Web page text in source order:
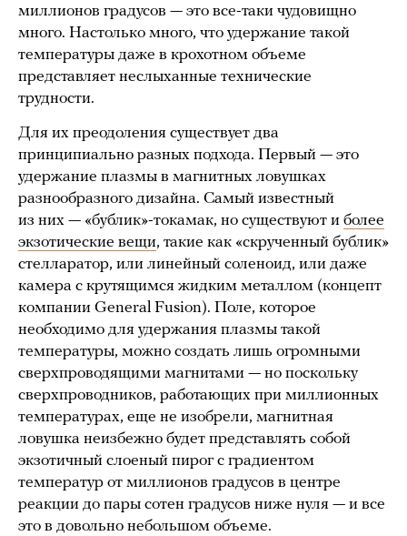
миллионов градусов — это все-таки чудовищно
много. Настолько много, что удержание такой
температуры даже в крохотном объеме
представляет неслыханные технические
трудности.
Для их преодоления существует два
принципиально разных подхода. Первый — это
удержание плазмы в магнитных ловушках
разнообразного дизайна. Самый известный
из них — «бублик»-токамак, но существуют и более
экзотические вещи, такие как «скрученный бублик»
стелларатор, или линейный соленоид, или даже
камера с крутящимся жидким металлом (концепт
компании General Fusion). Поле, которое
необходимо для удержания плазмы такой
температуры, можно создать лишь огромными
сверхпроводящими магнитами — но поскольку
сверхпроводников, работающих при миллионных
температурах, еще не изобрели, магнитная
ловушка неизбежно будет представлять собой
экзотичный слоеный пирог с градиентом
температур от миллионов градусов в центре
реакции до пары сотен градусов ниже нуля — и все
это в довольно небольшом объеме.